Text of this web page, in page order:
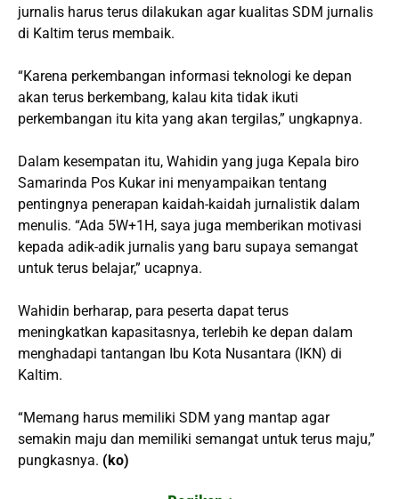
jurnalis harus terus dilakukan agar kualitas SDM jurnalis
di Kaltim terus membaik.
“Karena perkembangan informasi teknologi ke depan
akan terus berkembang, kalau kita tidak ikuti
perkembangan itu kita yang akan tergilas,” ungkapnya.
Dalam kesempatan itu, Wahidin yang juga Kepala biro
Samarinda Pos Kukar ini menyampaikan tentang
pentingnya penerapan kaidah-kaidah jurnalistik dalam
menulis. “Ada 5W+1H, saya juga memberikan motivasi
kepada adik-adik jurnalis yang baru supaya semangat
untuk terus belajar,” ucapnya.
Wahidin berharap, para peserta dapat terus
meningkatkan kapasitasnya, terlebih ke depan dalam
menghadapi tantangan Ibu Kota Nusantara (IKN) di
Kaltim.
“Memang harus memiliki SDM yang mantap agar
semakin maju dan memiliki semangat untuk terus maju,”
pungkasnya. (ko)